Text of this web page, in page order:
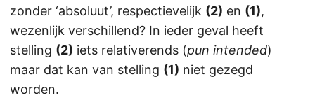
zonder ‘absoluut’, respectievelijk (2) en (1),
wezenlijk verschillend? In ieder geval heeft
stelling (2) iets relativerends (pun intended)
maar dat kan van stelling (1) niet gezegd
worden.